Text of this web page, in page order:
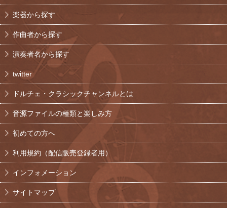
楽器から探す
作曲者から探す
演奏者名から探す
twitter
ドルチェ・クラシックチャンネルとは
音源ファイルの種類と楽しみ方
初めての方へ
利用規約（配信販売登録者用）
インフォメーション
サイトマップ